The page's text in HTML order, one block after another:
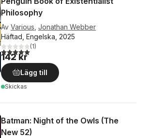
Philosophy
Av Various Jonathan Webber
Häftad, Engelska, 2025
5,0utav 5 stjärnor. Totalt antal röster:
(1)
142 kr
Lägg till
Skickas
Batman: Night of the Owls (The
New 52)